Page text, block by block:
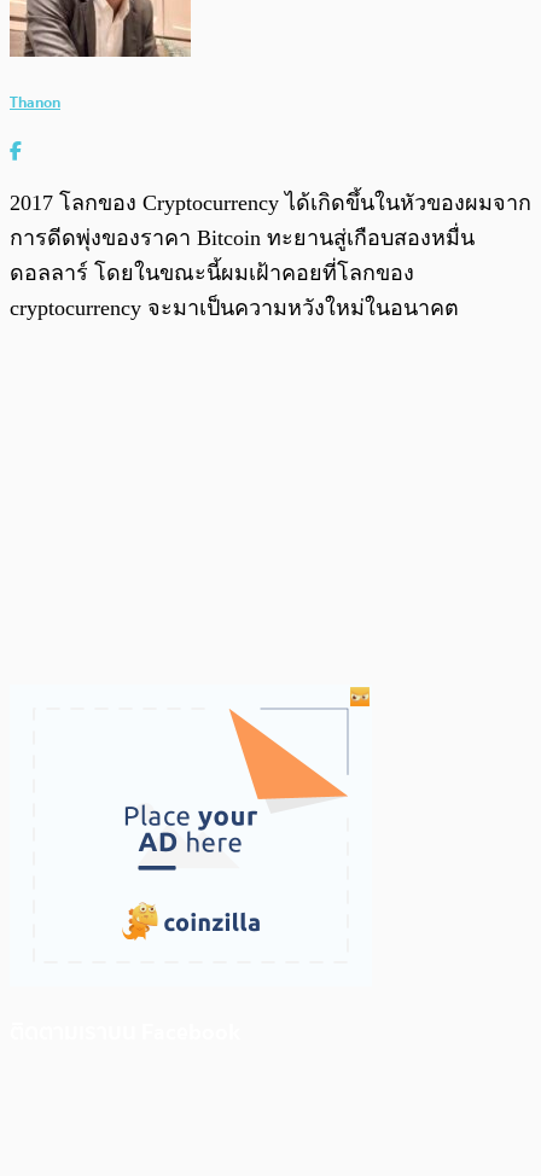
Thanon
2017 โลกของ Cryptocurrency ได้เกิดขึ้นในหัวของผมจาก
การดีดพุ่งของราคา Bitcoin ทะยานสู่เกือบสองหมื่น
ดอลลาร์ โดยในขณะนี้ผมเฝ้าคอยที่โลกของ
cryptocurrency จะมาเป็นความหวังใหม่ในอนาคต